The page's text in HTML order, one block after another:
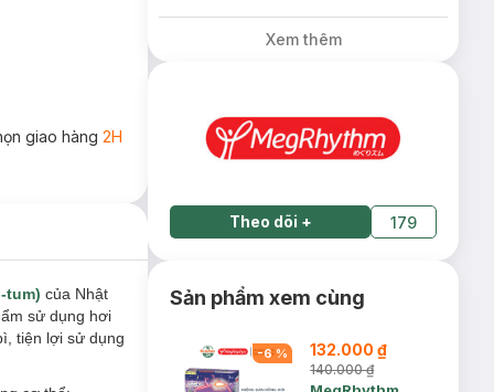
giao hàng 2H
tum) của Nhật
sử dụng hơi
tiện lợi sử dụng
Xem thêm
Theo dõi + 179
Sản phẩm xem cùng
-6% 132.000 ₫
140.000 ₫